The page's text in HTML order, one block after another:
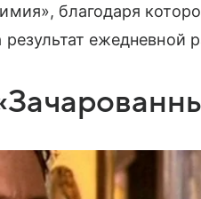
благодаря
ежедневной